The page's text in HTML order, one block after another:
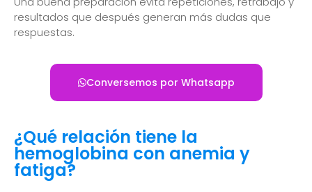
resultados que después generan más dudas que
respuestas.
Conversemos por Whatsapp
¿Qué relación tiene la
hemoglobina con anemia y
fatiga?